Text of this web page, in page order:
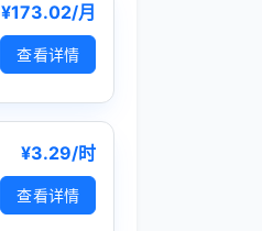
¥173.02/月
查看详情
¥3.29/时
查看详情